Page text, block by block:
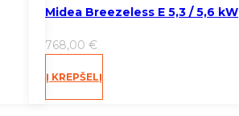
Midea Breezeless E 5,3 / 5,6 kW
768,00 €
Į KREPŠELĮ